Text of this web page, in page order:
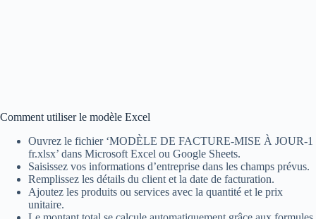
Comment utiliser le modèle Excel
Ouvrez le fichier ‘MODÈLE DE FACTURE-MISE À JOUR-1
fr.xlsx’ dans Microsoft Excel ou Google Sheets.
Saisissez vos informations d’entreprise dans les champs prévus.
Remplissez les détails du client et la date de facturation.
Ajoutez les produits ou services avec la quantité et le prix
unitaire.